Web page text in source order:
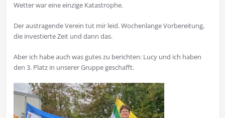
Wetter war eine einzige Katastrophe.
Der austragende Verein tut mir leid. Wochenlange Vorbereitung,
die investierte Zeit und dann das.
Aber ich habe auch was gutes zu berichten: Lucy und ich haben
den 3. Platz in unserer Gruppe geschafft.